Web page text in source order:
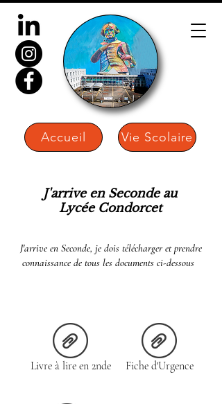
Vie Scolaire
Accueil
J'arrive en Seconde au
Lycée Condorcet
J'arrive en Seconde, je dois télécharger et prendre
connaissance de tous les documents ci-dessous
Livre à lire en 2nde Fiche d'Urgence